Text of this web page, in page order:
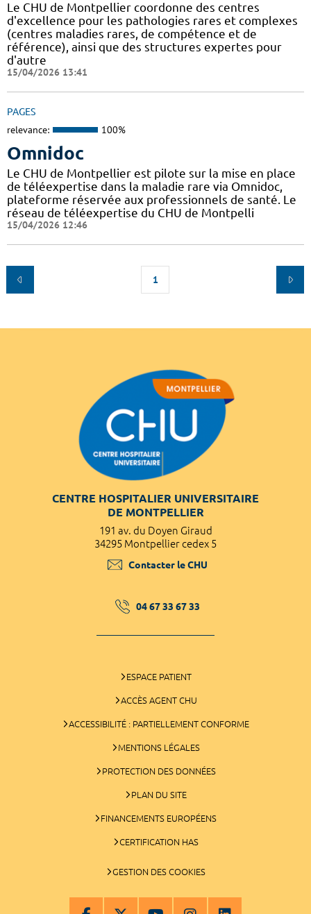
Le CHU de Montpellier coordonne des centres
d'excellence pour les pathologies rares et complexes
(centres maladies rares, de compétence et de
référence), ainsi que des structures expertes pour
d'autre
15/04/2026 13:41
PAGES
relevance: 100%
Omnidoc
Le CHU de Montpellier est pilote sur la mise en place
de téléexpertise dans la maladie rare via Omnidoc,
plateforme réservée aux professionnels de santé. Le
réseau de téléexpertise du CHU de Montpelli
15/04/2026 12:46
1
CENTRE HOSPITALIER UNIVERSITAIRE
DE MONTPELLIER
191 av. du Doyen Giraud
34295 Montpellier cedex 5
Contacter le CHU
04 67 33 67 33
ESPACE PATIENT
ACCÈS AGENT CHU
ACCESSIBILITÉ : PARTIELLEMENT CONFORME
MENTIONS LÉGALES
PROTECTION DES DONNÉES
PLAN DU SITE
FINANCEMENTS EUROPÉENS
CERTIFICATION HAS
GESTION DES COOKIES